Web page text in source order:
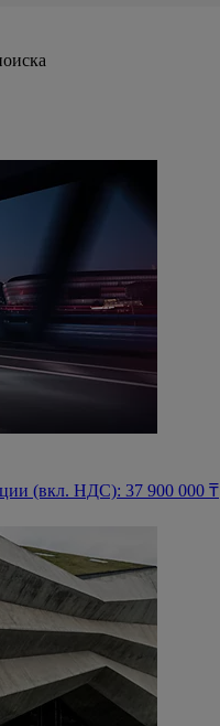
(вкл. НДС): 37 900 000 ₸